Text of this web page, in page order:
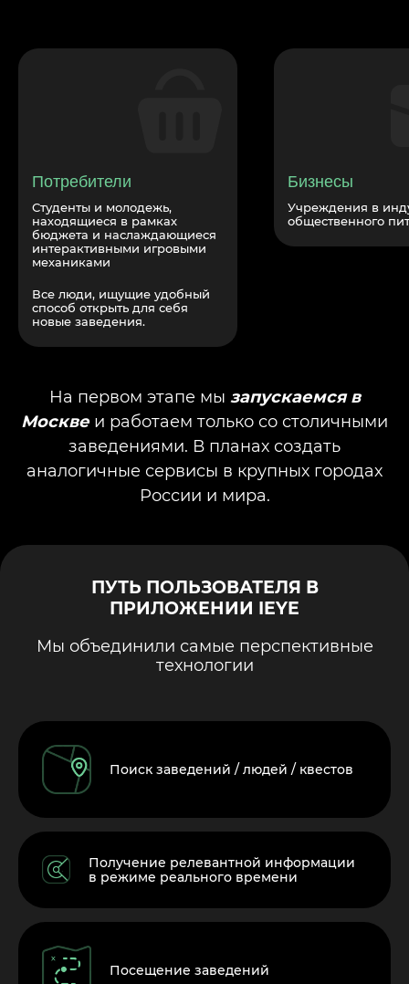
Потребители
Студенты и молодежь,
находящиеся в рамках
бюджета и наслаждающиеся
интерактивными игровыми
механиками
Все люди, ищущие удобный
способ открыть для себя
новые заведения.
Бизнесы
Учреждения в
общественного
На первом этапе мы запускаемся в
Москвеи работаем только со столичными
заведениями. В планах создать
аналогичные сервисы в крупных городах
России и мира.
ПУТЬ ПОЛЬЗОВАТЕЛЯ В
ПРИЛОЖЕНИИ IEYE
Мы объединили самые перспективные
технологии
Поиск заведений / людей / квестов
Получение релевантной информации
в режиме реального времени
Посещение заведений